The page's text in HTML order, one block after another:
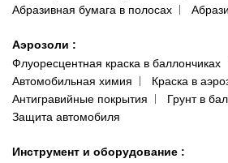
Абразивная бумага в полосах
Аэрозоли :
Флуоресцентная краска в баллончиках
Автомобильная химия
Краска в
Антигравийные покрытия
Грунт в
Защита автомобиля
Инструмент и оборудование :